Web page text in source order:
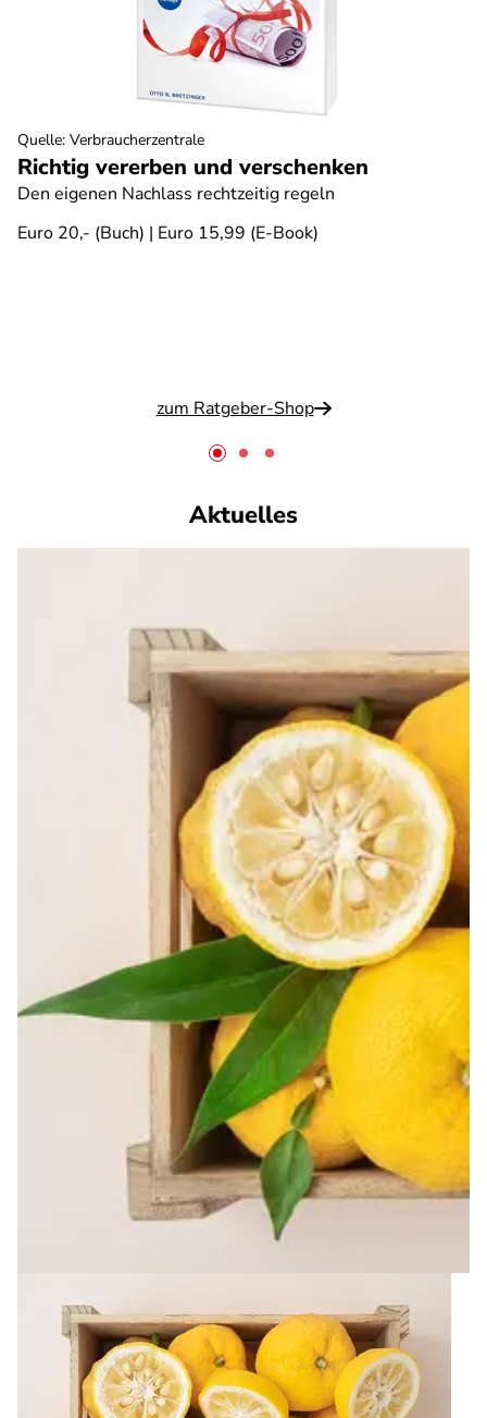
Richtig vererben und verschenken
Den eigenen Nachlass rechtzeitig regeln
Euro 20,- (Buch) | Euro 15,99 (E-Book)
zum Ratgeber-Shop
Quelle: Verbraucherzentrale
Aktuelles